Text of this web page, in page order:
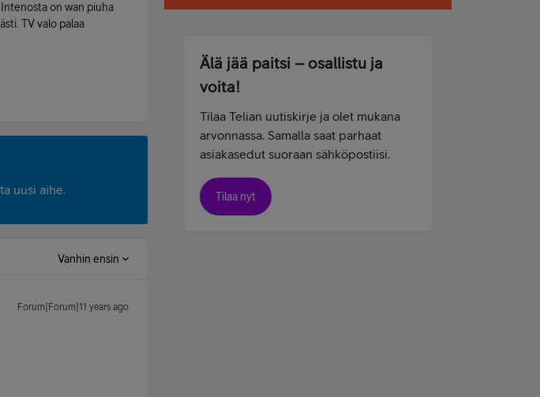
on wan piuha
TV valo palaa
uusi aihe.
Vanhin ensin
Forum|Forum|11 years ago
Älä jää paitsi – osallistu ja
voita!
Tilaa Telian uutiskirje ja olet mukana
arvonnassa. Samalla saat parhaat
asiakasedut suoraan sähköpostiisi.
Tilaa nyt